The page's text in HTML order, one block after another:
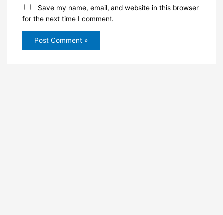
Save my name, email, and website in this browser
for the next time I comment.